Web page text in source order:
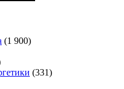
(1 900)
(331)